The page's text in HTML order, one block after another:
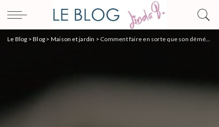
Le Blog >Blog > Maison et jardin > Comment faire en sorte que son déménagement soit une réussite ?